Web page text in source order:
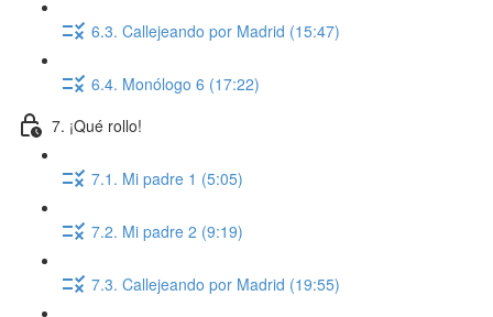
6.3. Callejeando por Madrid (15:47)
6.4. Monólogo 6 (17:22)
7. ¡Qué rollo!
7.1. Mi padre 1 (5:05)
7.2. Mi padre 2 (9:19)
7.3. Callejeando por Madrid (19:55)